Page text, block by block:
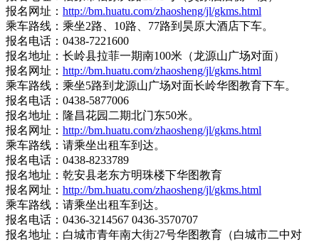
报名网址： http://bm.huatu.com/zhaosheng/jl/gkms.html
乘车路线：乘坐2路、10路、77路到昊原大酒店下车。
报名电话：0438-7221600
报名地址：长岭县拉菲一期南100米（龙源山广场对面）
报名网址： http://bm.huatu.com/zhaosheng/jl/gkms.html
乘车路线：乘坐5路到龙源山广场对面长岭华图教育下车。
报名电话：0438-5877006
报名地址：隆昌花园二期北门东50米。
报名网址： http://bm.huatu.com/zhaosheng/jl/gkms.html
乘车路线：请乘坐出租车到达。
报名电话：0438-8233789
报名地址：乾安县老东方明珠楼下华图教育
报名网址： http://bm.huatu.com/zhaosheng/jl/gkms.html
乘车路线：请乘坐出租车到达。
报名电话：0436-3214567 0436-3570707
报名地址：白城市青年南大街27号华图教育（白城市二中对